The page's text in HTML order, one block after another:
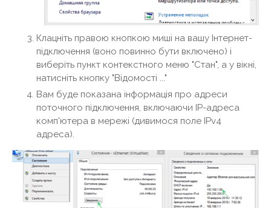
Клацніть правою кнопкою миші на вашу Інтернет-
підключення (воно повинно бути включено) і
виберіть пункт контекстного меню "Стан", а у вікні,
натисніть кнопку "Відомості ..."
Вам буде показана інформація про адреси
поточного підключення, включаючи IP-адреса
комп'ютера в мережі (дивимося поле IPv4
адреса).